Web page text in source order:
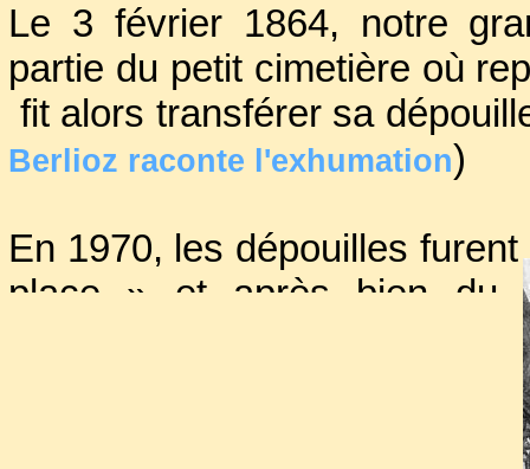
Le 3 février 1864, notre
partie du petit cimetière où
fit alors transférer sa
Berlioz raconte l'exhumation)
En 1970, les dépouilles
place » et après bien du
mélanger les restes
tranquillement dans cet
promener…il y a si longtemps.